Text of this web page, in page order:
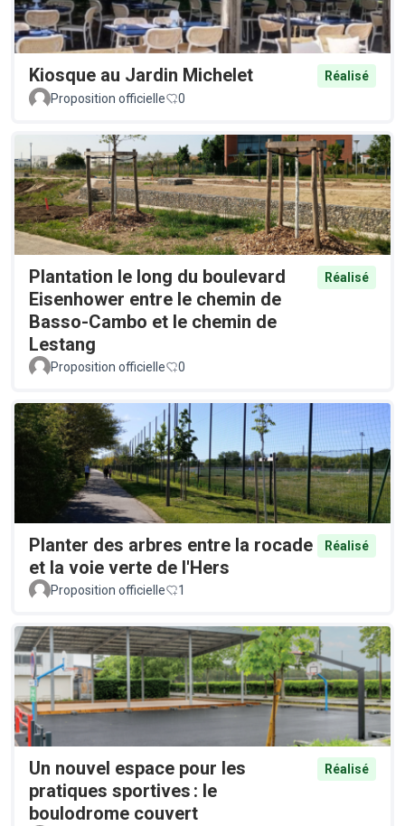
Kiosque au Jardin Michelet
Réalisé
Proposition officielle
0
Plantation le long du boulevard
Eisenhower entre le chemin de
Basso-Cambo et le chemin de
Lestang
Réalisé
Proposition officielle 0
Planter des arbres entre la rocade
et la voie verte de l'Hers
Réalisé
Proposition officielle 1
Un nouvel espace pour les
pratiques sportives : le
boulodrome couvert
Réalisé